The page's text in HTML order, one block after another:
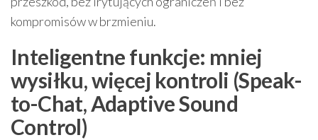
kompromisów w brzmieniu.
Inteligentne funkcje: mniej
wysiłku, więcej kontroli (Speak-
to-Chat, Adaptive Sound
Control)